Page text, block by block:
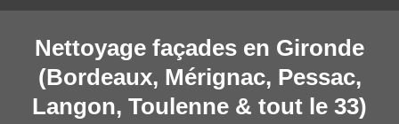
Nettoyage façades en Gironde
(Bordeaux, Mérignac, Pessac,
Langon, Toulenne & tout le 33)